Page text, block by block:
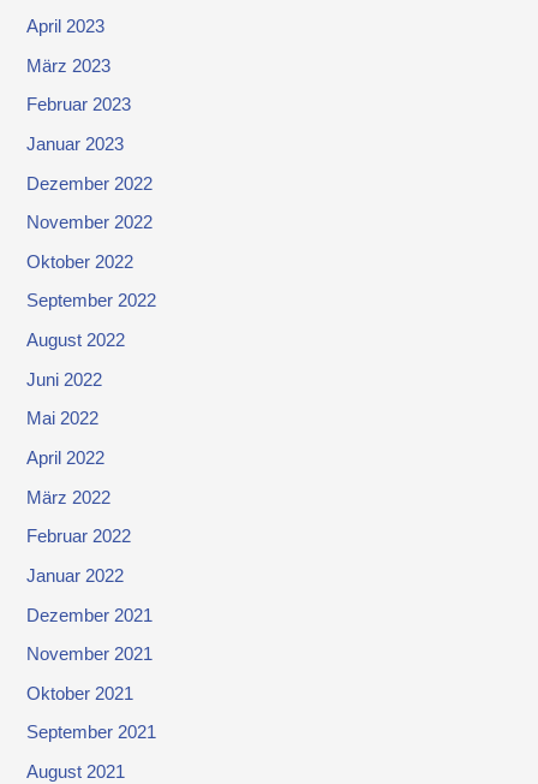
April 2023
März 2023
Februar 2023
Januar 2023
Dezember 2022
November 2022
Oktober 2022
September 2022
August 2022
Juni 2022
Mai 2022
April 2022
März 2022
Februar 2022
Januar 2022
Dezember 2021
November 2021
Oktober 2021
September 2021
August 2021